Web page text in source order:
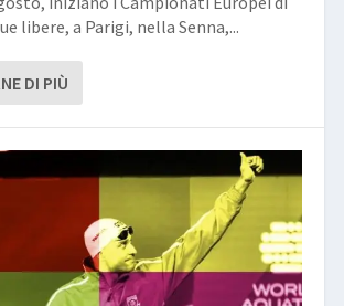
libere, a Parigi, nella Senna,...
DI PIÙ